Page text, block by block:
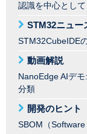
認識を中心として
STM32ニュー
STM32CubeIDE
動画解説
NanoEdge AIデ
分類
開発のヒント
SBOM（